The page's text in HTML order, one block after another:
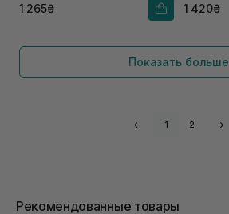
1 265₴ 1 420₴
Показать больше
← 1 2 →
Рекомендованные товары